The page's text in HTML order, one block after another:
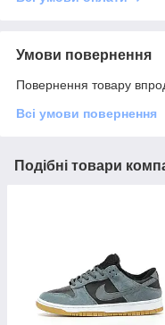
Умови повернення
Повернення товару
Всі умови повернення
Подібні товари